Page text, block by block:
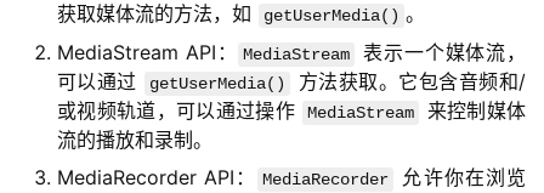
获取媒体流的方法，如
getUserMedia() 。
MediaStream API：
MediaStream
表示一个媒体流，
可以通过
getUserMedia()
方法获取。它包含音频和/
或视频轨道，可以通过操作
MediaStream
来控制媒体
流的播放和录制。
MediaRecorder API：
MediaRecorder
允许你在浏览